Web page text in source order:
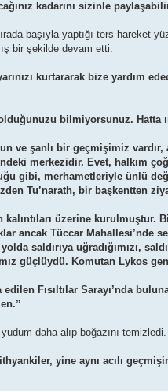
kadarını sizinle
başıyla yaptığı ters hareket
bir şekilde devam etti.
kurtararak bize yardım
olduğunuzu bilmiyorsunuz.
ve şanlı bir geçmişimiz
merkezidir. Evet, halkım
gibi, merhametleriyle ünlü
Tu’narath, bir başkentten
kalıntıları üzerine
ancak Tüccar Mahallesi’nde
saldırıya uğradığımızı,
güçlüydü. Komutan Lykos
edilen Fısıltılar Sarayı’nda
daha alıp boğazını
yine aynı acılı